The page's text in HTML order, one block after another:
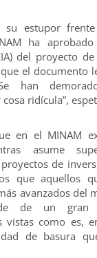
su estupor
ha
del proyecto
el documento
han
ridícula”,
en el MINAM
asume
de
que aquellos
avanzados del
de un gran
vistas como es,
de basura